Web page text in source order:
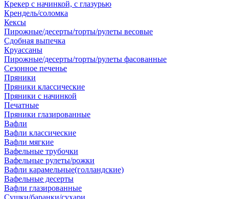
Крекер с начинкой, с глазурью
Крендель/соломка
Кексы
Пирожные/десерты/торты/рулеты весовые
Сдобная выпечка
Круассаны
Пирожные/десерты/торты/рулеты фасованные
Сезонное печенье
Пряники
Пряники классические
Пряники с начинкой
Печатные
Пряники глазированные
Вафли
Вафли классические
Вафли мягкие
Вафельные трубочки
Вафельные рулеты/рожки
Вафли карамельные(голландские)
Вафельные десерты
Вафли глазированные
Сушки/баранки/сухари